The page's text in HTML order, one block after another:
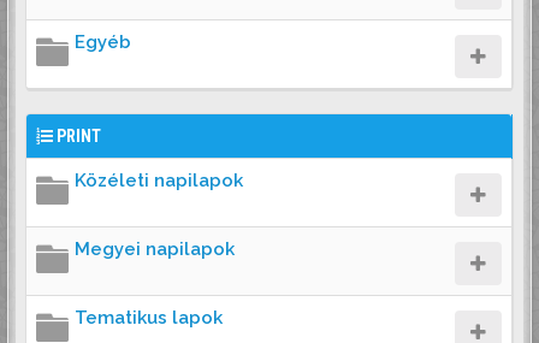
Egyéb
PRINT
Közéleti napilapok
Megyei napilapok
Tematikus lapok